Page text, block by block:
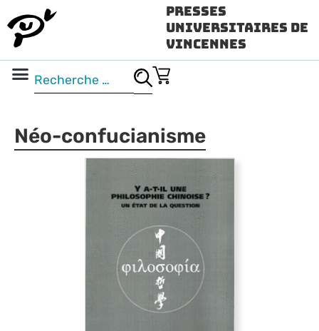
Presses
Universitaires de
Vincennes
Néo-confucianisme